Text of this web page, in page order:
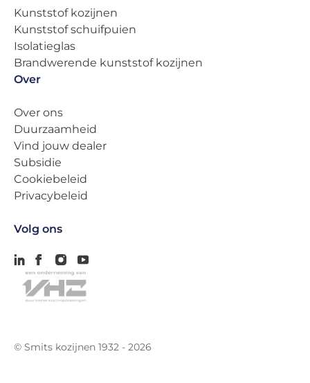
Kunststof kozijnen
Kunststof schuifpuien
Isolatieglas
Brandwerende kunststof kozijnen
Over
Over ons
Duurzaamheid
Vind jouw dealer
Subsidie
Cookiebeleid
Privacybeleid
Volg ons
© Smits kozijnen 1932 - 2026